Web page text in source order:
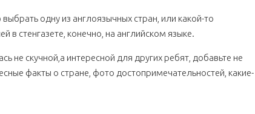
одну из англоязычных стран, или какой-то
в стенгазете, конечно, на английском языке.
не скучной,а интересной для других ребят, добавьте не
факты о стране, фото достопримечательностей, какие-